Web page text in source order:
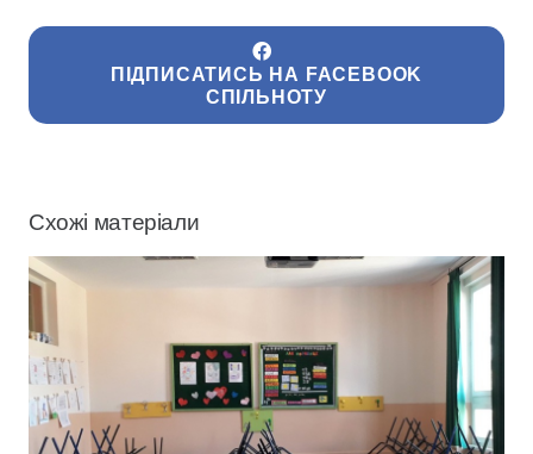
ПІДПИСАТИСЬ НА FACEBOOK
СПІЛЬНОТУ
Схожі матеріали